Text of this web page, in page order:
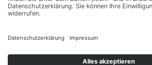
Copyright © 2026 Wasser Erde luft